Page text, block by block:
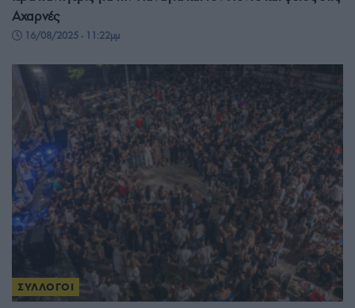
Αχαρνές
16/08/2025 - 11:22μμ
ΣΥΛΛΟΓΟΙ